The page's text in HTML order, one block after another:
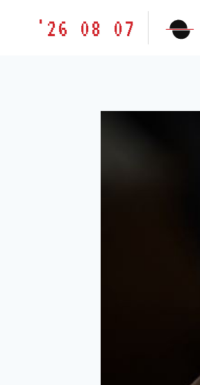
胶'26 08 07